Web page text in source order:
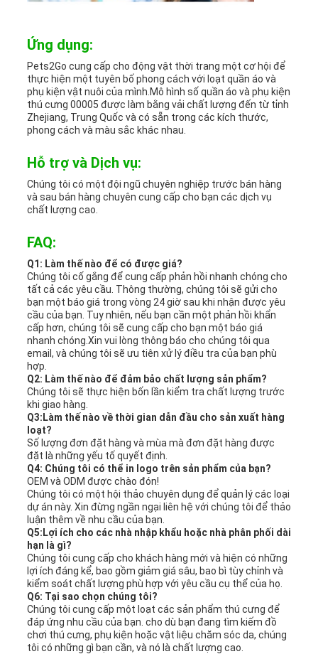
Ứng dụng:
Pets2Go cung cấp cho động vật thời trang một cơ hội để
thực hiện một tuyên bố phong cách với loạt quần áo và
phụ kiện vật nuôi của mình.Mô hình số quần áo và phụ kiện
thú cưng 00005 được làm bằng vải chất lượng đến từ tỉnh
Zhejiang, Trung Quốc và có sẵn trong các kích thước,
phong cách và màu sắc khác nhau.
Hỗ trợ và Dịch vụ:
Chúng tôi có một đội ngũ chuyên nghiệp trước bán hàng
và sau bán hàng chuyên cung cấp cho bạn các dịch vụ
chất lượng cao.
FAQ:
Q1: Làm thế nào để có được giá?
Chúng tôi cố gắng để cung cấp phản hồi nhanh chóng cho
tất cả các yêu cầu. Thông thường, chúng tôi sẽ gửi cho
bạn một báo giá trong vòng 24 giờ sau khi nhận được yêu
cầu của bạn. Tuy nhiên, nếu bạn cần một phản hồi khẩn
cấp hơn, chúng tôi sẽ cung cấp cho bạn một báo giá
nhanh chóng.Xin vui lòng thông báo cho chúng tôi qua
email, và chúng tôi sẽ ưu tiên xử lý điều tra của bạn phù
hợp.
Q2: Làm thế nào để đảm bảo chất lượng sản phẩm?
Chúng tôi sẽ thực hiện bốn lần kiểm tra chất lượng trước
khi giao hàng.
Q3:Làm thế nào về thời gian dẫn đầu cho sản xuất hàng
loạt?
Số lượng đơn đặt hàng và mùa mà đơn đặt hàng được
đặt là những yếu tố quyết định.
Q4: Chúng tôi có thể in logo trên sản phẩm của bạn?
OEM và ODM được chào đón!
Chúng tôi có một hội thảo chuyên dụng để quản lý các loại
dự án này. Xin đừng ngần ngại liên hệ với chúng tôi để thảo
luận thêm về nhu cầu của bạn.
Q5:Lợi ích cho các nhà nhập khẩu hoặc nhà phân phối dài
hạn là gì?
Chúng tôi cung cấp cho khách hàng mới và hiện có những
lợi ích đáng kể, bao gồm giảm giá sâu, bao bì tùy chỉnh và
kiểm soát chất lượng phù hợp với yêu cầu cụ thể của họ.
Q6: Tại sao chọn chúng tôi?
Chúng tôi cung cấp một loạt các sản phẩm thú cưng để
đáp ứng nhu cầu của bạn. cho dù bạn đang tìm kiếm đồ
chơi thú cưng, phụ kiện hoặc vật liệu chăm sóc da, chúng
tôi có những gì bạn cần, và nó là chất lượng cao.